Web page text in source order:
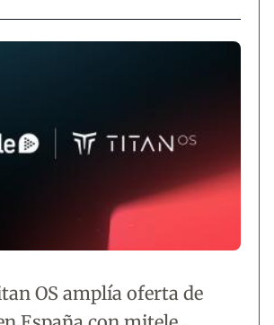
OS amplía oferta de